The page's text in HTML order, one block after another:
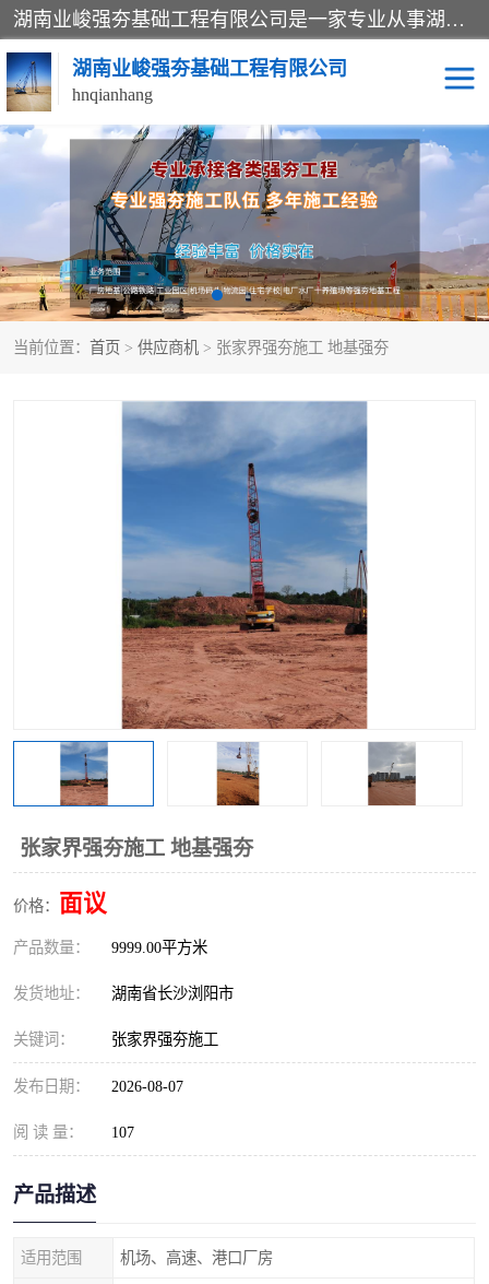
湖南业峻强夯基础工程有限公司是一家专业从事湖南强夯基础工程、强夯机租赁，地基处理的施工单位。业务覆盖：湖南、广东，江西等地。可承接1000KN.m-25000KN.m强夯（置换）工程。公司创始人是国内较早期从事强夯施工的建设者，经过多年的一步一个脚印的发展，在行业内具有较高的度和良好的口碑。
湖南业峻强夯基础工程有限公司
hnqianhang
当前位置： 首页 > 供应商机 > 张家界强夯施工 地基强夯
张家界强夯施工 地基强夯
价格： 面议
产品数量： 9999.00平方米
发货地址： 湖南省长沙浏阳市
关键词： 张家界强夯施工
发布日期： 2026-08-07
阅 读 量： 107
产品描述
适用范围 机场、高速、港口厂房
强夯施工案例 强夯机租赁
强夯施工工程 强夯施工队伍
强夯队伍